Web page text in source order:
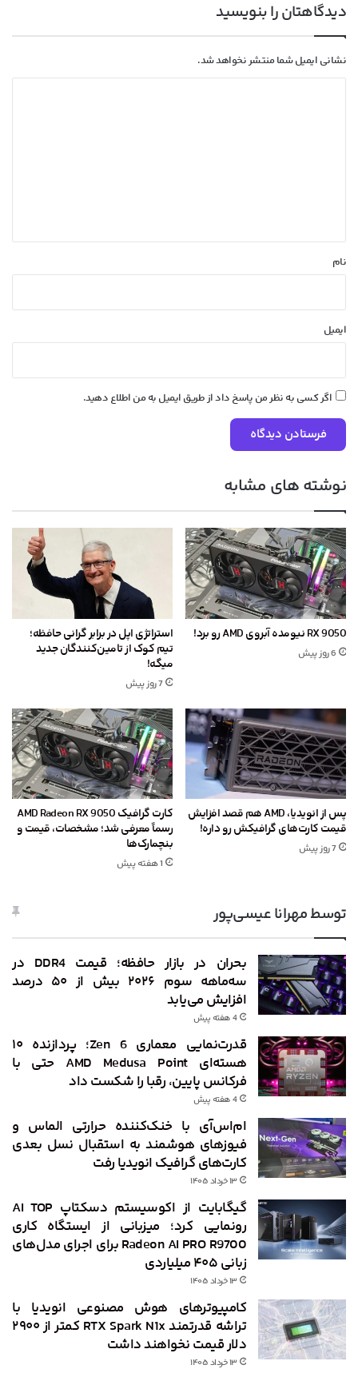
دیدگاهتان را بنویسید
نشانی ایمیل شما منتشر نخواهد شد.
نام
ایمیل
اگر کسی به نظر من پاسخ داد از طریق ایمیل به من اطلاع دهید.
نوشته های مشابه
RX 9050 نیومده آبروی AMD رو برد!
6 روز پیش
استراتژی اپل در برابر گرانی حافظه؛
تیم کوک از تامین‌کنندگان جدید
میگه!
7 روز پیش
پس از انویدیا، AMD هم قصد افزایش
قیمت کارت‌های گرافیکش رو داره!
7 روز پیش
کارت گرافیک AMD Radeon RX 9050
رسماً معرفی شد؛ مشخصات، قیمت و
بنچمارک‌ها
1 هفته پیش
توسط مهرانا عیسی‌پور
بحران در بازار حافظه؛ قیمت DDR4 در
سه‌ماهه سوم ۲۰۲۶ بیش از ۵۰ درصد
افزایش می‌یابد
4 هفته پیش
قدرت‌نمایی معماری Zen 6؛ پردازنده ۱۰
هسته‌ای AMD Medusa Point حتی با
فرکانس پایین، رقبا را شکست داد
4 هفته پیش
ام‌اس‌آی با خنک‌کننده حرارتی الماس و
فیوزهای هوشمند به استقبال نسل بعدی
کارت‌های گرافیک انویدیا رفت
۱۳ خرداد ۱۴۰۵
گیگابایت از اکوسیستم دسکتاپ AI TOP
رونمایی کرد؛ میزبانی از ایستگاه کاری
Radeon AI PRO R9700 برای اجرای مدل‌های
زبانی ۴۰۵ میلیاردی
۱۳ خرداد ۱۴۰۵
کامپیوترهای هوش مصنوعی انویدیا با
تراشه قدرتمند RTX Spark N1x کمتر از ۲۹۰۰
دلار قیمت نخواهند داشت
۱۳ خرداد ۱۴۰۵